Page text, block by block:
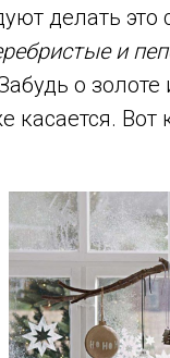
делать
и
о
касается.